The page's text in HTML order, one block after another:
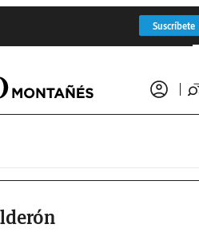
Suscríbete